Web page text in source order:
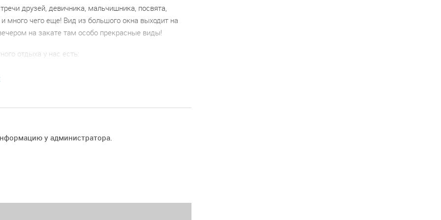
друзей, девичника, мальчишника, посвята,
и много чего еще! Вид из большого окна выходит на
на закате там особо прекрасные виды!
отдыха у нас есть:
шуметь после 23:00
у администратора.